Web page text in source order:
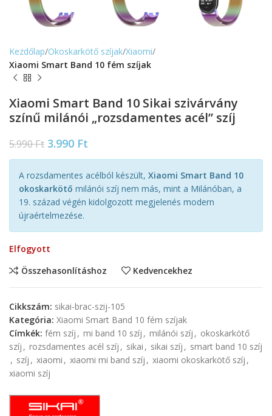
Kezdőlap Okoskarkötő szíjak Xiaomi
Xiaomi Smart Band 10 fém szíjak
Xiaomi Smart Band 10 Sikai szivárvány
színű milánói „rozsdamentes acél” szíj
5.990Ft 3.990 Ft
A rozsdamentes acélból készült, Xiaomi Smart Band 10
okoskarkötő milánói szíj nem más, mint a Milánóban, a
19. század végén kidolgozott megjelenés modern
újraértelmezése.
Elfogyott
Összehasonlításhoz
Kedvencekhez
Cikkszám: sikai-brac-szij-105
Kategória: Xiaomi Smart Band 10 fém szíjak
Címkék: fém szíj , mi band 10 szíj , milánói szíj , okoskarkötő
szíj , rozsdamentes acél szíj , sikai , sikai szíj , smart band 10 szíj
, szíj , xiaomi , xiaomi mi band szíj , xiaomi okoskarkötő szíj ,
xiaomi szíj